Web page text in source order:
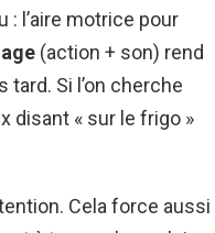
l’aire motrice pour
(action + son) rend
Si l’on cherche
disant « sur le frigo »
Cela force aussi